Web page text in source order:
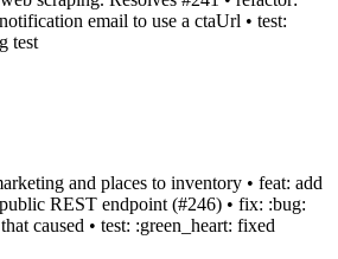
email to use a ctaUrl • test:
test
and places to inventory • feat: add
REST endpoint (#246) • fix: :bug:
caused • test: :green_heart: fixed